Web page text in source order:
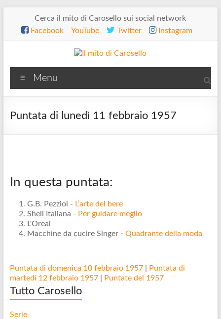
contenuto
Cerca il mito di Carosello sui social network
Facebook
YouTube Twitter Instagram
Il
mito
di
Menu
Puntata di lunedì 11 febbraio 1957
In questa puntata:
G.B. Pezziol - L’arte del bere
Shell Italiana - Per guidare meglio
L'Oreal
Macchine da cucire Singer - Quadrante della moda
Puntata di domenica 10 febbraio 1957|
Puntata di
martedì 12 febbraio 1957| Puntate del 1957
Tutto Carosello
Serie